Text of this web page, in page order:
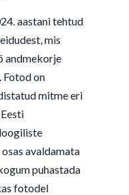
aastani tehtud
mis
andmekorje
Fotod on
mitme eri
avaldamata
puhastada
fotodel